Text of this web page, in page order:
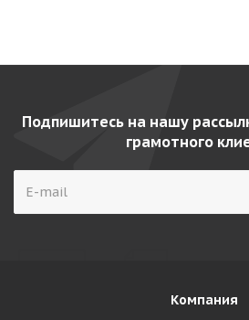
Подпишитесь на нашу
грамотного
Компания